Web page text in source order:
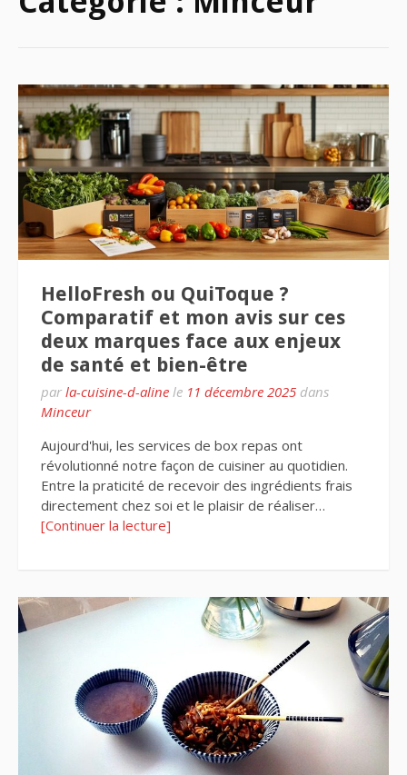
HelloFresh ou QuiToque ?
Comparatif et mon avis sur ces
deux marques face aux enjeux
de santé et bien-être
par la-cuisine-d-aline le 11 décembre 2025 dans
Minceur
Aujourd'hui, les services de box repas ont
révolutionné notre façon de cuisiner au quotidien.
Entre la praticité de recevoir des ingrédients frais
directement chez soi et le plaisir de réaliser…
[Continuer la lecture]